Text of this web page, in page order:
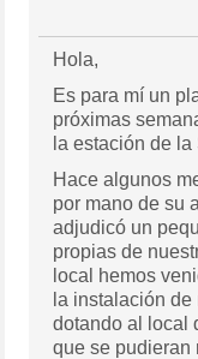
Hola,
Es para mí un
próximas
la estación de
Hace algunos
por mano de su
adjudicó un
propias de
local hemos
la instalación
dotando al local
que se pudieran